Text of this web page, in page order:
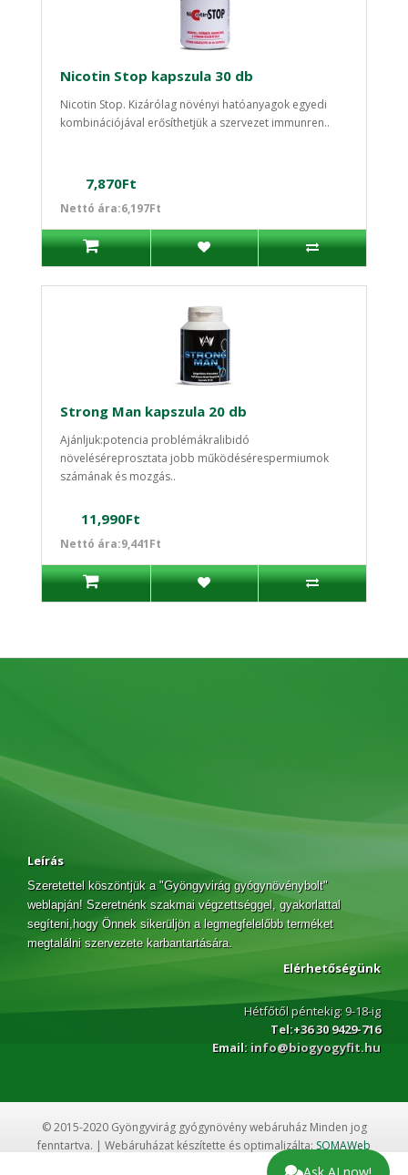
Nicotin Stop kapszula 30 db
Nicotin Stop. Kizárólag növényi hatóanyagok egyedi
kombinációjával erősíthetjük a szervezet immunren..
7,870Ft
Nettó ára:6,197Ft
Strong Man kapszula 20 db
Ajánljuk:potencia problémákralibidó
növeléséreprosztata jobb működésérespermiumok
számának és mozgás..
11,990Ft
Nettó ára:9,441Ft
Leírás
Szeretettel köszöntjük a "Gyöngyvirág gyógynövénybolt"
weblapján! Szeretnénk szakmai végzettséggel, gyakorlattal
segíteni,hogy Önnek sikerüljön a legmegfelelőbb terméket
megtalálni szervezete karbantartására.
Elérhetőségünk
Hétfőtől péntekig: 9-18-ig
Tel:+36 30 9429-716
Email: info@biogyogyfit.hu
© 2015-2020 Gyöngyvirág gyógynövény webáruház Minden jog
fenntartva. | Webáruházat készítette és optimalizálta: SOMAWeb